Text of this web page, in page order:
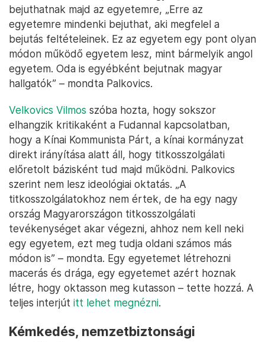
bejuthatnak majd az egyetemre, „Erre az
egyetemre mindenki bejuthat, aki megfelel a
bejutás feltételeinek. Ez az egyetem egy pont olyan
módon működő egyetem lesz, mint bármelyik angol
egyetem. Oda is egyébként bejutnak magyar
hallgatók” – mondta Palkovics.
Velkovics Vilmos szóba hozta, hogy sokszor
elhangzik kritikaként a Fudannal kapcsolatban,
hogy a Kínai Kommunista Párt, a kínai kormányzat
direkt irányítása alatt áll, hogy titkosszolgálati
előretolt bázisként tud majd működni. Palkovics
szerint nem lesz ideológiai oktatás. „A
titkosszolgálatokhoz nem értek, de ha egy nagy
ország Magyarországon titkosszolgálati
tevékenységet akar végezni, ahhoz nem kell neki
egy egyetem, ezt meg tudja oldani számos más
módon is” – mondta. Egy egyetemet létrehozni
macerás és drága, egy egyetemet azért hoznak
létre, hogy oktasson meg kutasson – tette hozzá. A
teljes interjút itt lehet megnézni.
Kémkedés, nemzetbiztonsági